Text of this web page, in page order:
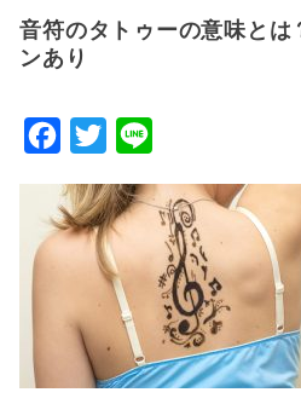
音符のタトゥーの意味とは
ンあり
c
e
o
k
T
i
t
t
e
r
n
e